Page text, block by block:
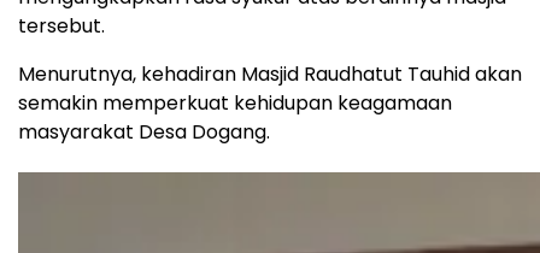
tersebut.
Menurutnya, kehadiran Masjid Raudhatut Tauhid akan
semakin memperkuat kehidupan keagamaan
masyarakat Desa Dogang.